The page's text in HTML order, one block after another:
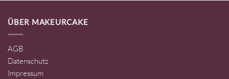
ÜBER MAKEURCAKE
AGB
Datenschutz
Impressum